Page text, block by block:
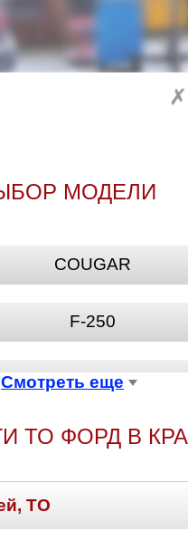
МОДЕЛИ
COUGAR
F-250
GALAXY
KUGA
Смотреть еще
ТО ФОРД В
ТО